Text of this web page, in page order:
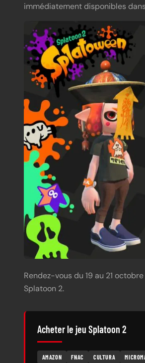
immédiatement disponibles
Rendez-vous du 19 au 21
Splatoon 2.
Acheter le jeu Splatoon 2
AMAZON FNAC CULTURA